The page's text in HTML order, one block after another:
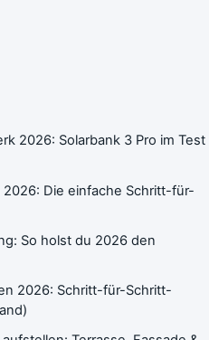
2026: Solarbank 3 Pro im Test
Die einfache Schritt-für-
So holst du 2026 den
2026: Schritt-für-Schritt-